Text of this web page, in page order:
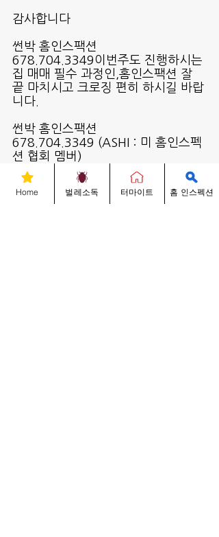
감사합니다
썬박 홈인스팩션
678.704.3349이번주도 진행하시는
집 매매 필수 과정인,홈인스팩션 잘
끝 마치시고 크로징 편히 하시길 바랍
니다.
썬박 홈인스팩션
678.704.3349 (ASHI : 미 홈인스펙
션 협회 멤버)
문의 전화 ▷ 678-704-3349
Anteaterpest.com
Home 벌레소독 터마이트 홈 인스펙션